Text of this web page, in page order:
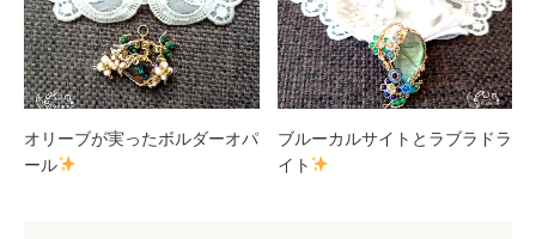
オリーブが実ったボルダーオパ
ール
ブルーカルサイトとラブラドラ
イト